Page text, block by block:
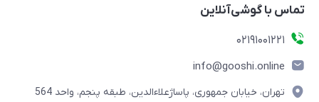
تماس با گوشی‌آنلاین
۰۲۱91001221
info@gooshi.online
تهران، خیابان جمهوری، پاساژعلاءالدین، طبقه پنجم، واحد 564